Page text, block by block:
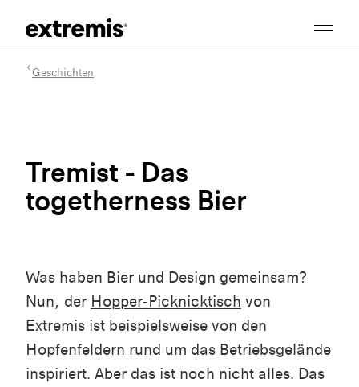
Geschichten
Tremist - Das
togetherness Bier
Was haben Bier und Design gemeinsam?
Nun, der Hopper-Picknicktisch von
Extremis ist beispielsweise von den
Hopfenfeldern rund um das Betriebsgelände
inspiriert. Aber das ist noch nicht alles. Das